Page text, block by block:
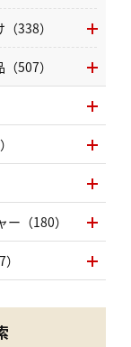
338）
507）
ー（180）